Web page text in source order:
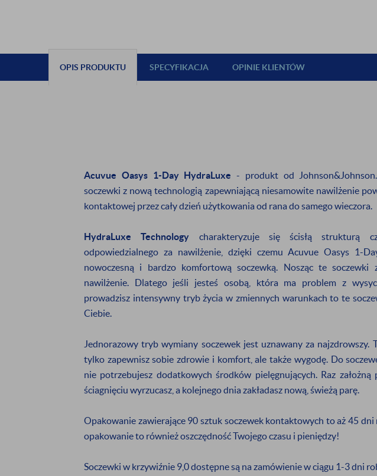
OPIS PRODUKTU SPECYFIKACJA OPINIE KLIENTÓW
Acuvue Oasys 1-Day HydraLuxe - produkt od
soczewki z nową technologią zapewniającą niesamowite nawilżenie
kontaktowej przez cały dzień użytkowania od rana do samego wieczora.
HydraLuxe Technology charakteryzuje się ścisłą strukturą
odpowiedzialnego za nawilżenie, dzięki czemu Acuvue Oasys 1-
nowoczesną i bardzo komfortową soczewką. Nosząc te soczewki
nawilżenie. Dlatego jeśli jesteś osobą, która ma problem z
prowadzisz intensywny tryb życia w zmiennych warunkach to te
Ciebie.
Jednorazowy tryb wymiany soczewek jest uznawany za najzdrowszy.
tylko zapewnisz sobie zdrowie i komfort, ale także wygodę. Do
nie potrzebujesz dodatkowych środków pielęgnujących. Raz założną
ściagnięciu wyrzucasz, a kolejnego dnia zakładasz nową, świeżą parę.
Opakowanie zawierające 90 sztuk soczewek kontaktowych to aż 45 dni
opakowanie to również oszczędność Twojego czasu i pieniędzy!
Soczewki w krzywiźnie 9,0 dostępne są na zamówienie w ciągu 1-3 dni
NEWSLETTERA
i odbierz 5% rabatu na
Będziesz otrzymywać informację o:
promocjach darmowej dostawie
ZAPISZ SIĘ
* Nie dotyczy produktów objętych promocją oraz